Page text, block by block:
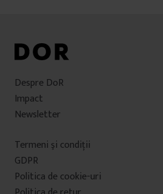
Despre DoR
Impact
Newsletter
Termeni şi condiţii
GDPR
Politica de cookie-uri